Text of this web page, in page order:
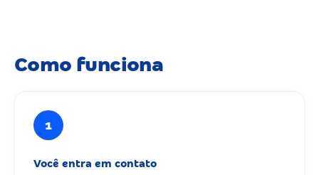
Como funciona
1
Você entra em contato